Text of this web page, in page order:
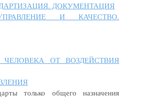
ДОКУМЕНТАЦИЯ
И КАЧЕСТВО.
ОТ ВОЗДЕЙСТВИЯ
только общего назначения